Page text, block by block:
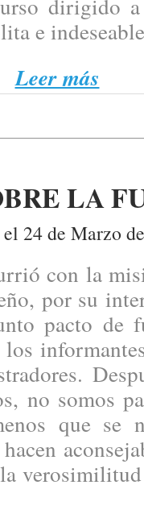
dirigido
e
Leer más
LA
24 de Marzo
con la
por su
pacto de
no somos
que se